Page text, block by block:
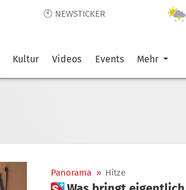
🕙 NEWSTICKER
Kultur Videos Events Mehr
Panorama » Hitze